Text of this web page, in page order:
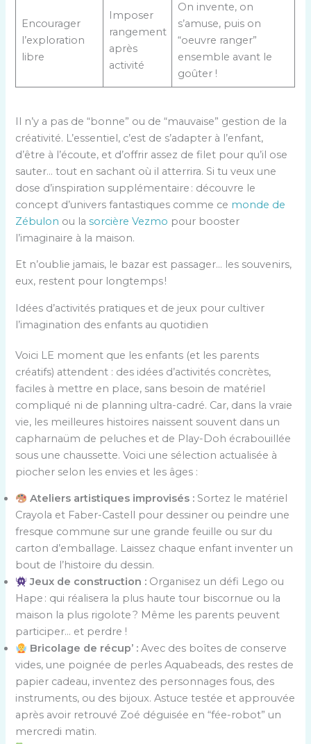
Encourager
l’exploration
libre
Imposer
rangement
après
activité
On invente, on
s’amuse, puis on
“oeuvre ranger”
ensemble avant le
goûter !
Il n’y a pas de “bonne” ou de “mauvaise” gestion de la
créativité. L’essentiel, c’est de s’adapter à l’enfant,
d’être à l’écoute, et d’offrir assez de filet pour qu’il ose
sauter… tout en sachant où il atterrira. Si tu veux une
dose d’inspiration supplémentaire : découvre le
concept d’univers fantastiques comme ce monde de
Zébulon ou lasorcière Vezmo pour booster
l’imaginaire à la maison.
Et n’oublie jamais, le bazar est passager… les souvenirs,
eux, restent pour longtemps !
Idées d’activités pratiques et de jeux pour cultiver
l’imagination des enfants au quotidien
Voici LE moment que les enfants (et les parents
créatifs) attendent : des idées d’activités concrètes,
faciles à mettre en place, sans besoin de matériel
compliqué ni de planning ultra-cadré. Car, dans la vraie
vie, les meilleures histoires naissent souvent dans un
capharnaüm de peluches et de Play-Doh écrabouillée
sous une chaussette. Voici une sélection actualisée à
piocher selon les envies et les âges :
Ateliers artistiques improvisés : Sortez le matériel
Crayola et Faber-Castell pour dessiner ou peindre une
fresque commune sur une grande feuille ou sur du
carton d’emballage. Laissez chaque enfant inventer un
bout de l’histoire du dessin.
Jeux de construction : Organisez un défi Lego ou
Hape : qui réalisera la plus haute tour biscornue ou la
maison la plus rigolote ? Même les parents peuvent
participer… et perdre !
Bricolage de récup’ : Avec des boîtes de conserve
vides, une poignée de perles Aquabeads, des restes de
papier cadeau, inventez des personnages fous, des
instruments, ou des bijoux. Astuce testée et approuvée
après avoir retrouvé Zoé déguisée en “fée-robot” un
mercredi matin.